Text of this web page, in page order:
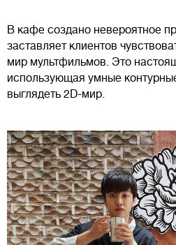
В кафе создано невероятное
заставляет клиентов
мир мультфильмов. Это
использующая умные
выглядеть 2D-мир.